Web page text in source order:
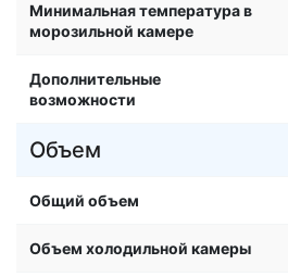
Минимальная температура в
морозильной камере
Дополнительные
возможности
Объем
Общий объем
Объем холодильной камеры